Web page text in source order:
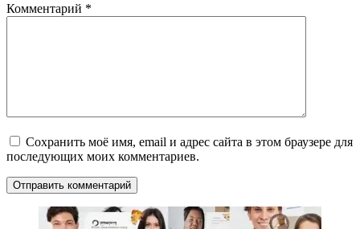
Комментарий *
Сохранить моё имя, email и адрес сайта в этом браузере для
последующих моих комментариев.